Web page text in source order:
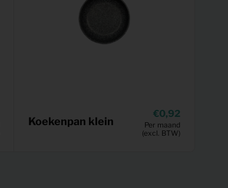
Koekenpan klein
0,92
Per maand
(excl. BTW)